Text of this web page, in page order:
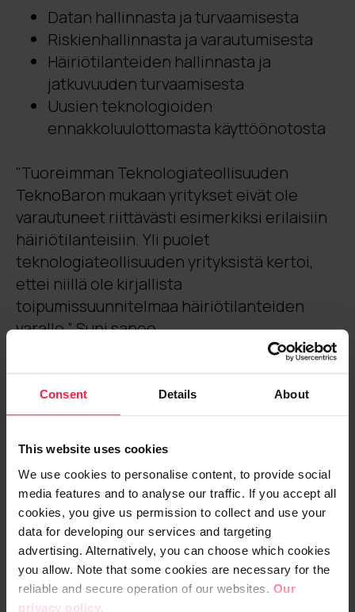
Consent Details About
This website uses cookies
We use cookies to personalise content, to provide social
media features and to analyse our traffic. If you accept all
cookies, you give us permission to collect and use your
data for developing our services and targeting
advertising. Alternatively, you can choose which cookies
you allow. Note that some cookies are necessary for the
reliable and secure operation of our websites. Our
privacy policy.
Datan hallinnasta ja turvaamisesta
Riskienhallinnasta ja varautumisesta
Häiriötilanteiden hallinnasta ja
jatkuvuuden turvaamisesta
Uusien teknologioiden
ennakkoluulottomasta käyttöönotosta
"Tuoreimman Teknologiateollisuuden
TeknoBaron mukaan yritykset eivät ole
varautuneet riittävästi esimerkiksi erilaisiin
häiriötilanteisiin. Yli puolet
teknologiateollisuuden yrityksistä kertoi,
ettei niillä ole kirjallista
toipumissuunnitelmaa häiriötilanteiden
varalle ”, Suni sanoo.
Jos suunnitelmaa ei ole, eikä testattuja
toimintamalleja ja prosesseja, on selvää,
että organisaatio on hyvin haavoittuvainen.
tarvita kuin pidempikestoinen sähkökatko
tai häiriö tietoliikenneverkossa.
”Tämän päivän menestyjät ovat niitä, jotka
ymmärtävät digitaalisen turvallisuuden
kokonaisvaltaisesti – läpi organisaation,